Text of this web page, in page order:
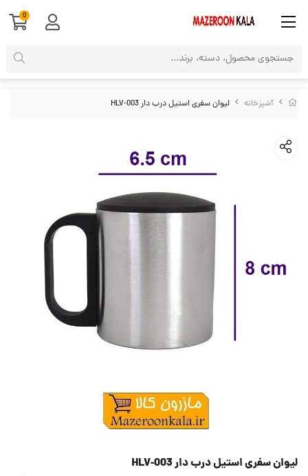
آشپزخانه لیوان سفری استیل درب دار HLV-003
لیوان سفری استیل درب دار HLV-003
0